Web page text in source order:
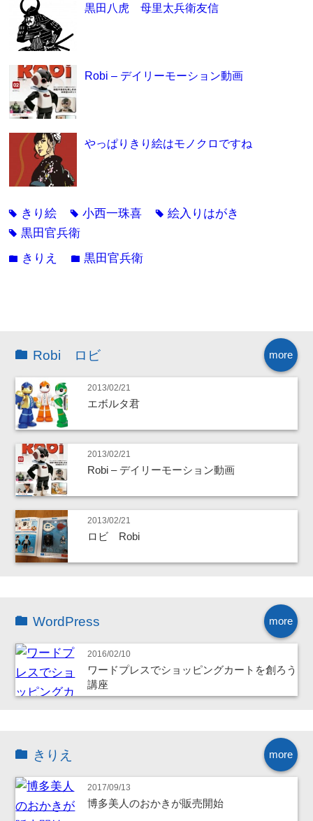
黒田八虎 母里太兵衛友信
Robi – デイリーモーション動画
やっぱりきり絵はモノクロですね
tag きり絵 tag小西一珠喜 tag絵入りはがき
tag黒田官兵衛
folder きりえ folder黒田官兵衛
more
Robi ロビ
2013/02/21
エボルタ君
2013/02/21
Robi – デイリーモーション動画
2013/02/21
ロビ Robi
more
WordPress
2016/02/10
ワードプレスでショッピングカートを創ろう
講座
more
きりえ
2017/09/13
博多美人のおかきが販売開始